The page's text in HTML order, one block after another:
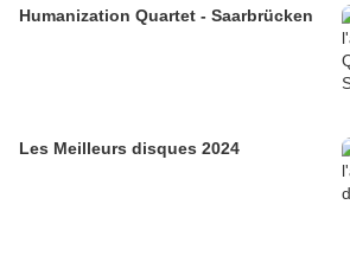
Humanization Quartet - Saarbrücken
Les Meilleurs disques 2024